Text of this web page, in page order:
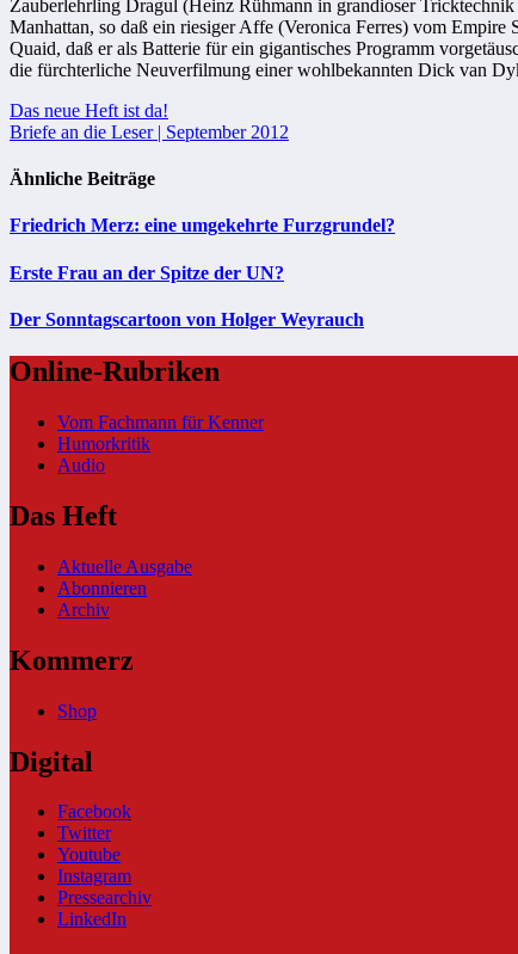
Zauberlehrling Dragul (Heinz Rühmann in grandioser
Manhattan, so daß ein riesiger Affe (Veronica Ferres) vom
Quaid, daß er als Batterie für ein gigantisches Programm
die fürchterliche Neuverfilmung einer wohlbekannten Dick van
Beitragsnavigation
Das neue Heft ist da!
Briefe an die Leser | September 2012
Ähnliche Beiträge
Friedrich Merz: eine umgekehrte Furzgrundel?
Erste Frau an der Spitze der UN?
Der Sonntagscartoon von Holger Weyrauch
Online-Rubriken
Vom Fachmann für Kenner
Humorkritik
Audio
Das Heft
Aktuelle Ausgabe
Abonnieren
Archiv
Kommerz
Shop
Digital
Facebook
Twitter
Youtube
Instagram
Pressearchiv
LinkedIn